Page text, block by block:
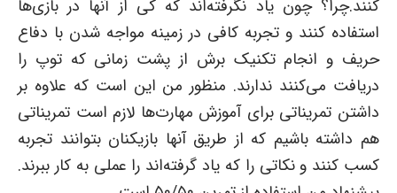
کنند.چرا؟ چون یاد نگرفته‌اند که کی از آنها در بازی‌ها
استفاده کنند و تجربه کافی در زمینه مواجه شدن با دفاع
حریف و انجام تکنیک برش از پشت زمانی که توپ را
دریافت می‌کنند ندارند. منظور من این است که علاوه بر
داشتن تمریناتی برای آموزش مهارت‌ها لازم است تمریناتی
هم داشته باشیم که از طریق آنها بازیکنان بتوانند تجربه
کسب کنند و نکاتی را که یاد گرفته‌اند را عملی به کار ببرند.